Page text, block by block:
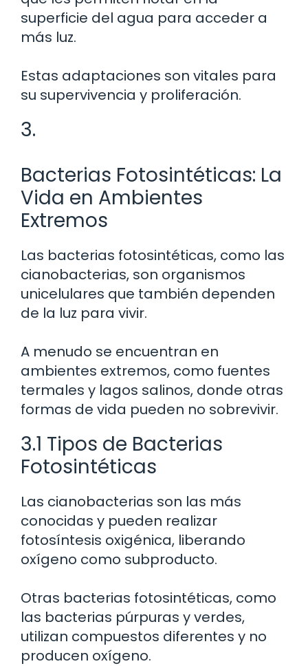
superficie del agua para acceder a
más luz.
Estas adaptaciones son vitales para
su supervivencia y proliferación.
3.
Bacterias Fotosintéticas: La
Vida en Ambientes
Extremos
Las bacterias fotosintéticas, como las
cianobacterias, son organismos
unicelulares que también dependen
de la luz para vivir.
A menudo se encuentran en
ambientes extremos, como fuentes
termales y lagos salinos, donde otras
formas de vida pueden no sobrevivir.
3.1 Tipos de Bacterias
Fotosintéticas
Las cianobacterias son las más
conocidas y pueden realizar
fotosíntesis oxigénica, liberando
oxígeno como subproducto.
Otras bacterias fotosintéticas, como
las bacterias púrpuras y verdes,
utilizan compuestos diferentes y no
producen oxígeno.